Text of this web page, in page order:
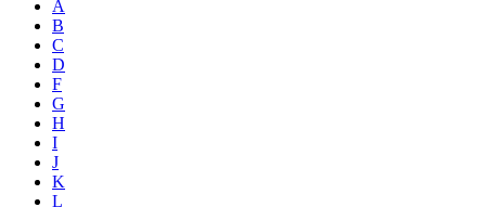
A
B
C
D
F
G
H
I
J
K
L